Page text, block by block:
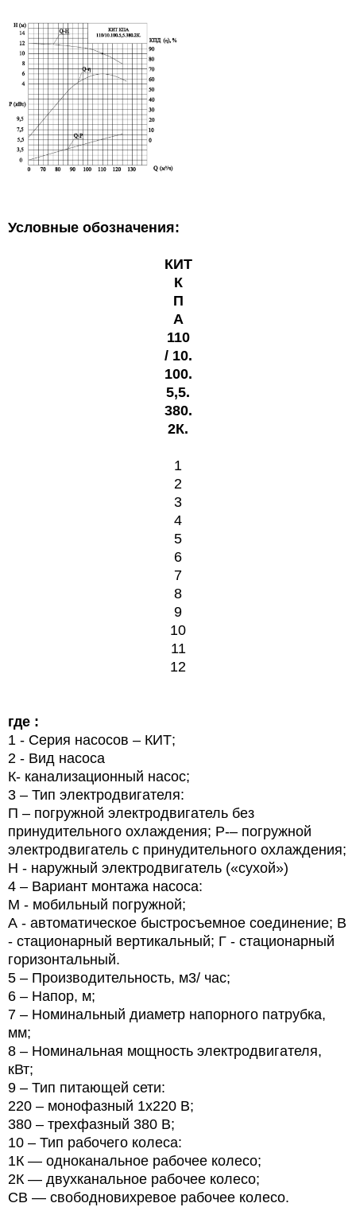
Условные обозначения:
КИТ
К
П
А
110
/ 10.
100.
5,5.
380.
2К.
1
2
3
4
5
6
7
8
9
10
11
12
где :
1 - Серия насосов – КИТ;
2 - Вид насоса
К- канализационный насос;
3 – Тип электродвигателя:
П – погружной электродвигатель без
принудительного охлаждения; Р-– погружной
электродвигатель с принудительного охлаждения;
Н - наружный электродвигатель («сухой»)
4 – Вариант монтажа насоса:
М - мобильный погружной;
А - автоматическое быстросъемное соединение; В
- стационарный вертикальный; Г - стационарный
горизонтальный.
5 – Производительность, м3/ час;
6 – Напор, м;
7 – Номинальный диаметр напорного патрубка,
мм;
8 – Номинальная мощность электродвигателя,
кВт;
9 – Тип питающей сети:
220 – монофазный 1х220 В;
380 – трехфазный 380 В;
10 – Тип рабочего колеса:
1К — одноканальное рабочее колесо;
2К — двухканальное рабочее колесо;
СВ — свободновихревое рабочее колесо.